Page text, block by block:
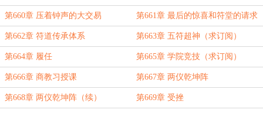
第660章 压着钟声的大交易 第661章 最后的惊喜和符堂的请求
第662章 符道传承体系 第663章 五符超神（求订阅）
第664章 履任 第665章 学院竞技（求订阅）
第666章 商教习授课 第667章 两仪乾坤阵
第668章 两仪乾坤阵（续） 第669章 受挫